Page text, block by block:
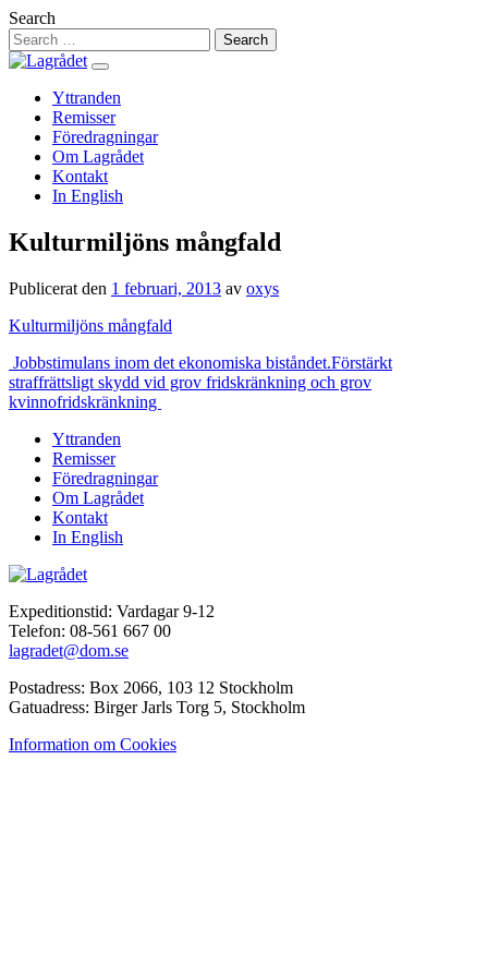
Hoppa
till
innehåll
Search
Yttranden
Remisser
Föredragningar
Om Lagrådet
Kontakt
In English
Kulturmiljöns mångfald
Publicerat den 1 februari, 2013 av oxys
Kulturmiljöns mångfald
Inläggsnavigering
Jobbstimulans inom det ekonomiska biståndet.Förstärkt
straffrättsligt skydd vid grov fridskränkning och grov
kvinnofridskränkning
Yttranden
Remisser
Föredragningar
Om Lagrådet
Kontakt
In English
Expeditionstid: Vardagar 9-12
Telefon: 08-561 667 00
lagradet@dom.se
Postadress: Box 2066, 103 12 Stockholm
Gatuadress: Birger Jarls Torg 5, Stockholm
Information om Cookies